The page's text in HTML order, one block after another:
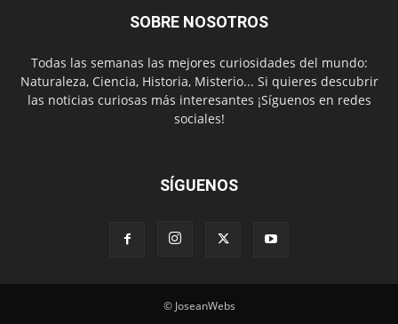
SOBRE NOSOTROS
Todas las semanas las mejores curiosidades del mundo:
Naturaleza, Ciencia, Historia, Misterio... Si quieres descubrir
las noticias curiosas más interesantes ¡Síguenos en redes
sociales!
SÍGUENOS
© JoseanWebs